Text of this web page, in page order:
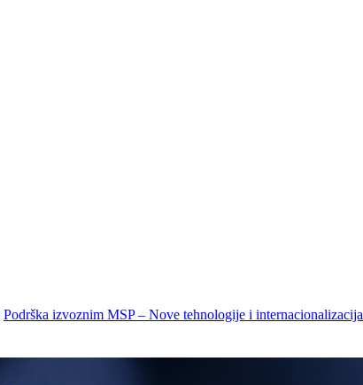
Podrška izvoznim MSP – Nove tehnologije i internacionalizacija